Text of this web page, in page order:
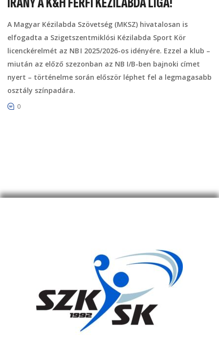
A Magyar Kézilabda Szövetség (MKSZ) hivatalosan is
elfogadta a Szigetszentmiklósi Kézilabda Sport Kör
licenckérelmét az NB I 2025/2026-os idényére. Ezzel a klub –
miután az előző szezonban az NB I/B-ben bajnoki címet
nyert – történelme során először léphet fel a legmagasabb
osztály színpadára.
0